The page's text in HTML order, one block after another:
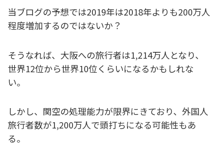
当ブログの予想では2019年は2018年よりも200万人
程度増加するのではないか？
そうなれば、大阪への旅行者は1,214万人となり、
世界12位から世界10位くらいになるかもしれな
い。
しかし、関空の処理能力が限界にきており、外国人
旅行者数が1,200万人で頭打ちになる可能性もあ
る。